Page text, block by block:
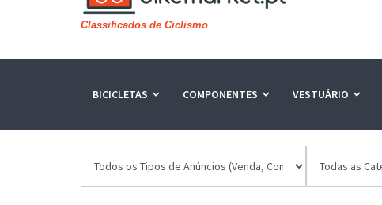
Classificados de Ciclismo
BICICLETAS COMPONENTES VESTUÁRIO